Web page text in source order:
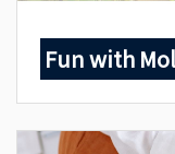
Fun with